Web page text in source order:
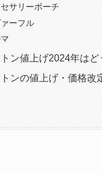
サリーポーチ
ーフル
ン値上げ2024年はど
ンの値上げ・価格改